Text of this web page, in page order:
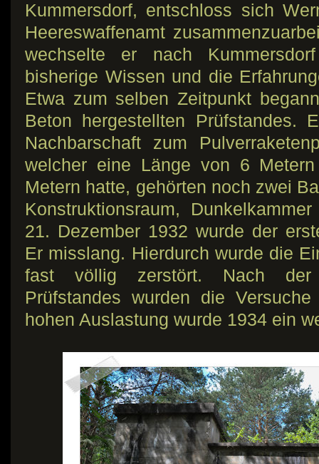
Kummersdorf, entschloss sich
Heereswaffenamt
wechselte er nach
bisherige Wissen und die
Etwa zum selben Zeitpunkt
Beton hergestellten Prüfstandes.
Nachbarschaft zum
welcher eine Länge von 6
Metern hatte, gehörten noch zwei
Konstruktionsraum,
21. Dezember 1932 wurde der
Er misslang. Hierdurch wurde die
fast völlig zerstört. Nach der
Prüfstandes wurden die
hohen Auslastung wurde 1934 ein